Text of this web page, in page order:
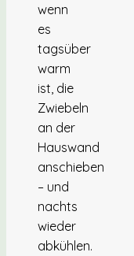
wenn
es
tagsüber
warm
ist, die
Zwiebeln
an der
Hauswand
anschieben
– und
nachts
wieder
abkühlen.